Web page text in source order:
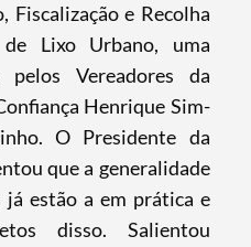
Fiscalização e Recolha
Lixo Urbano, uma
pelos Vereadores da
Henrique Sim-
O Presidente da
que a generalidade
já estão a em prática e
disso. Salientou